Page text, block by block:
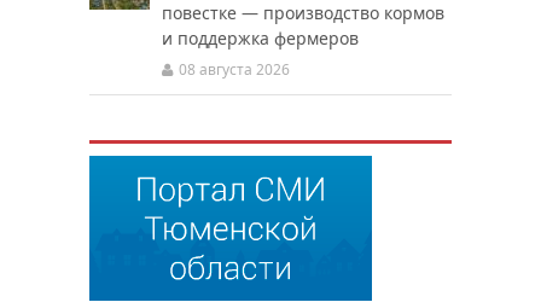
повестке — производство кормов
и поддержка фермеров
08 августа 2026